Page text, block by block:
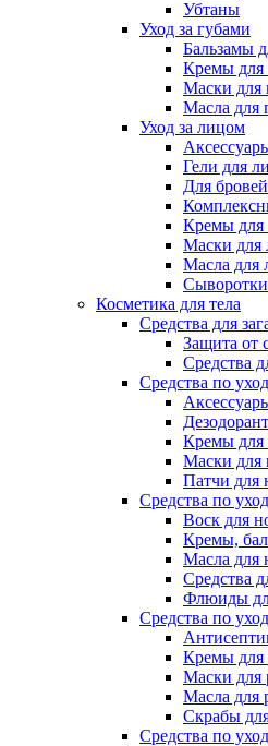
Убтаны
Уход за губами
Бальзамы
Кремы для
Маски для
Масла для
Уход за лицом
Гели для
Для
Кремы для
Маски для
Масла для
Косметика для тела
Средства для
Защита от
Средства
Средства по
Кремы для
Маски для
Патчи для
Средства по
Воск для
Кремы,
Масла для
Средства
Флюиды
Средства по
Кремы для
Маски для
Масла для
Скрабы
Средства по